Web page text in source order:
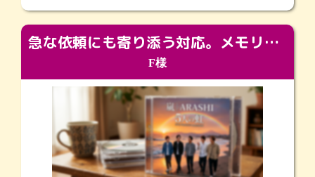
急な依頼にも寄り添う対応。メモリアルコーナーで振り返る大切な日々
F様